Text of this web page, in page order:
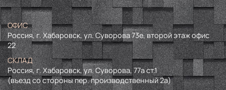
ОФИС
Россия, г. Хабаровск, ул. Суворова 73е, второй этаж офис
22
СКЛАД
Россия, г. Хабаровск, ул. Суворова, 77а ст.1
(въезд со стороны пер. производственный 2а)